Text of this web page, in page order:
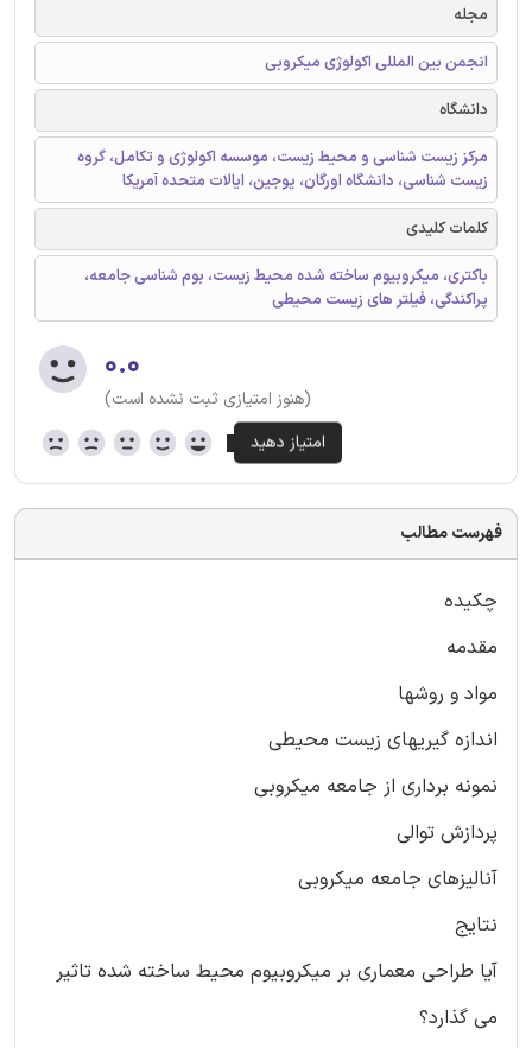
مجله
انجمن بین المللی اکولوژی میکروبی
دانشگاه
مرکز زیست شناسی و محیط زیست، موسسه اکولوژی و تکامل، گروه
زیست شناسی، دانشگاه اورگان، یوجین، ایالات متحده آمریکا
کلمات کلیدی
باکتری، میکروبیوم ساخته شده محیط زیست، بوم شناسی جامعه،
پراکندگی، فیلتر های زیست محیطی
۰.۰
(هنوز امتیازی ثبت نشده است)
فهرست مطالب
چکیده
مقدمه
مواد و روشها
اندازه گیریهای زیست محیطی
نمونه برداری از جامعه میکروبی
پردازش توالی
آنالیزهای جامعه میکروبی
نتایج
آیا طراحی معماری بر میکروبیوم محیط ساخته شده تاثیر
می گذارد؟